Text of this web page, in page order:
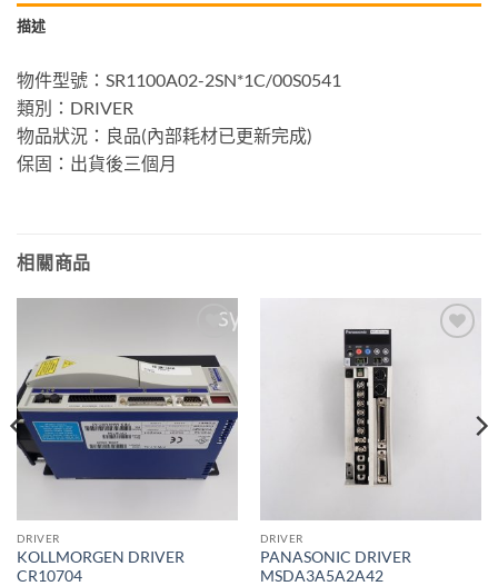
描述
物件型號：SR1100A02-2SN*1C/00S0541
類別：DRIVER
物品狀況：良品(內部耗材已更新完成)
保固：出貨後三個月
相關商品
加入
願望
清單
DRIVER
KOLLMORGEN DRIVER
CR10704
DRIVER
PANASONIC DRIVER
MSDA3A5A2A42